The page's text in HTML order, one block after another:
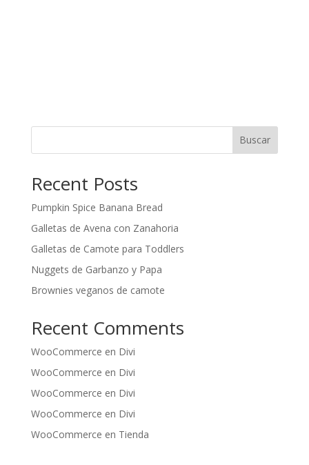
Buscar
Recent Posts
Pumpkin Spice Banana Bread
Galletas de Avena con Zanahoria
Galletas de Camote para Toddlers
Nuggets de Garbanzo y Papa
Brownies veganos de camote
Recent Comments
WooCommerce en Divi
WooCommerce en Divi
WooCommerce en Divi
WooCommerce en Divi
WooCommerce en Tienda